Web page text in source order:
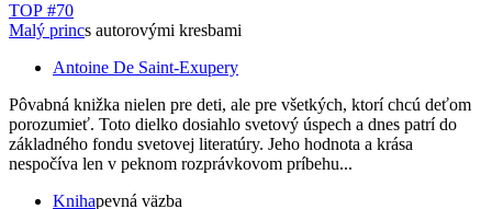
TOP #70
Malý princs autorovými kresbami
Antoine De Saint-Exupery
Pôvabná knižka nielen pre deti, ale pre všetkých, ktorí chcú deťom
porozumieť. Toto dielko dosiahlo svetový úspech a dnes patrí do
základného fondu svetovej literatúry. Jeho hodnota a krása
nespočíva len v peknom rozprávkovom príbehu...
Knihapevná väzba